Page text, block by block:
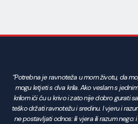
“Potrebna je ravnoteža u mom životu, da
mogu letjeti s dva krila. Ako veslam s
krilom ići ću u krivo i zato nije dobro gurati
teško držati ravnotežu i sredinu. I vjeru i
ne postavljati odnos: ili vjera ili razum nego: